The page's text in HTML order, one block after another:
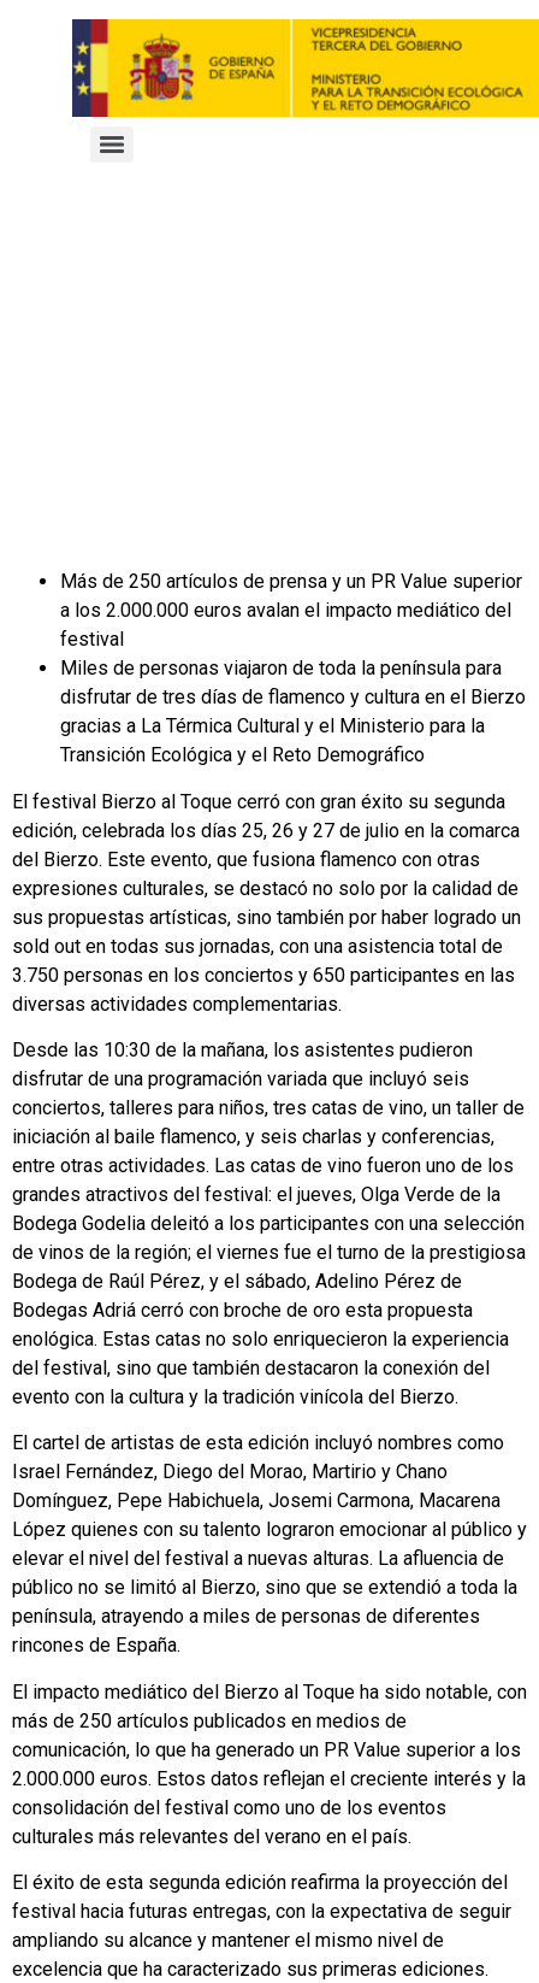
Más de 250 artículos de prensa y un PR Value superior
a los 2.000.000 euros avalan el impacto mediático del
festival
Miles de personas viajaron de toda la península para
disfrutar de tres días de flamenco y cultura en el Bierzo
gracias a La Térmica Cultural y el Ministerio para la
Transición Ecológica y el Reto Demográfico
El festival Bierzo al Toque cerró con gran éxito su segunda
edición, celebrada los días 25, 26 y 27 de julio en la comarca
del Bierzo. Este evento, que fusiona flamenco con otras
expresiones culturales, se destacó no solo por la calidad de
sus propuestas artísticas, sino también por haber logrado un
sold out en todas sus jornadas, con una asistencia total de
3.750 personas en los conciertos y 650 participantes en las
diversas actividades complementarias.
Desde las 10:30 de la mañana, los asistentes pudieron
disfrutar de una programación variada que incluyó seis
conciertos, talleres para niños, tres catas de vino, un taller de
iniciación al baile flamenco, y seis charlas y conferencias,
entre otras actividades. Las catas de vino fueron uno de los
grandes atractivos del festival: el jueves, Olga Verde de la
Bodega Godelia deleitó a los participantes con una selección
de vinos de la región; el viernes fue el turno de la prestigiosa
Bodega de Raúl Pérez, y el sábado, Adelino Pérez de
Bodegas Adriá cerró con broche de oro esta propuesta
enológica. Estas catas no solo enriquecieron la experiencia
del festival, sino que también destacaron la conexión del
evento con la cultura y la tradición vinícola del Bierzo.
El cartel de artistas de esta edición incluyó nombres como
Israel Fernández, Diego del Morao, Martirio y Chano
Domínguez, Pepe Habichuela, Josemi Carmona, Macarena
López quienes con su talento lograron emocionar al público y
elevar el nivel del festival a nuevas alturas. La afluencia de
público no se limitó al Bierzo, sino que se extendió a toda la
península, atrayendo a miles de personas de diferentes
rincones de España.
El impacto mediático del Bierzo al Toque ha sido notable, con
más de 250 artículos publicados en medios de
comunicación, lo que ha generado un PR Value superior a los
2.000.000 euros. Estos datos reflejan el creciente interés y la
consolidación del festival como uno de los eventos
culturales más relevantes del verano en el país.
El éxito de esta segunda edición reafirma la proyección del
festival hacia futuras entregas, con la expectativa de seguir
ampliando su alcance y mantener el mismo nivel de
excelencia que ha caracterizado sus primeras ediciones.